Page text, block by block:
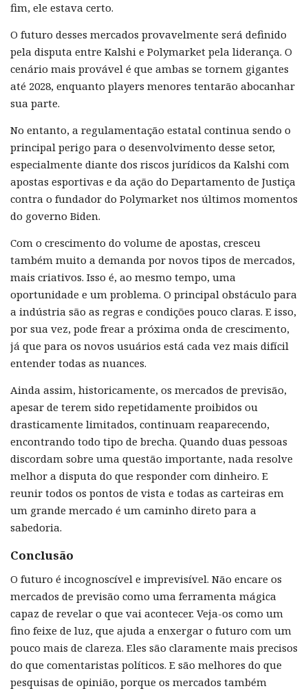
fim, ele estava certo.
O futuro desses mercados provavelmente será definido
pela disputa entre Kalshi e Polymarket pela liderança. O
cenário mais provável é que ambas se tornem gigantes
até 2028, enquanto players menores tentarão abocanhar
sua parte.
No entanto, a regulamentação estatal continua sendo o
principal perigo para o desenvolvimento desse setor,
especialmente diante dos riscos jurídicos da Kalshi com
apostas esportivas e da ação do Departamento de Justiça
contra o fundador do Polymarket nos últimos momentos
do governo Biden.
Com o crescimento do volume de apostas, cresceu
também muito a demanda por novos tipos de mercados,
mais criativos. Isso é, ao mesmo tempo, uma
oportunidade e um problema. O principal obstáculo para
a indústria são as regras e condições pouco claras. E isso,
por sua vez, pode frear a próxima onda de crescimento,
já que para os novos usuários está cada vez mais difícil
entender todas as nuances.
Ainda assim, historicamente, os mercados de previsão,
apesar de terem sido repetidamente proibidos ou
drasticamente limitados, continuam reaparecendo,
encontrando todo tipo de brecha. Quando duas pessoas
discordam sobre uma questão importante, nada resolve
melhor a disputa do que responder com dinheiro. E
reunir todos os pontos de vista e todas as carteiras em
um grande mercado é um caminho direto para a
sabedoria.
Conclusão
O futuro é incognoscível e imprevisível. Não encare os
mercados de previsão como uma ferramenta mágica
capaz de revelar o que vai acontecer. Veja-os como um
fino feixe de luz, que ajuda a enxergar o futuro com um
pouco mais de clareza. Eles são claramente mais precisos
do que comentaristas políticos. E são melhores do que
pesquisas de opinião, porque os mercados também